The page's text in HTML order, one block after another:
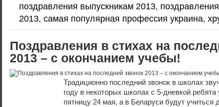
поздравления выпускникам 2013,
2013, самая популярная профессия украина,
Поздравления в стихах на
2013 – с окончанием учебы!
Традиционно последний звонок в школах
году в некоторых школах с 5-дневкой
пятницу 24 мая, а в Беларуси будут учиться